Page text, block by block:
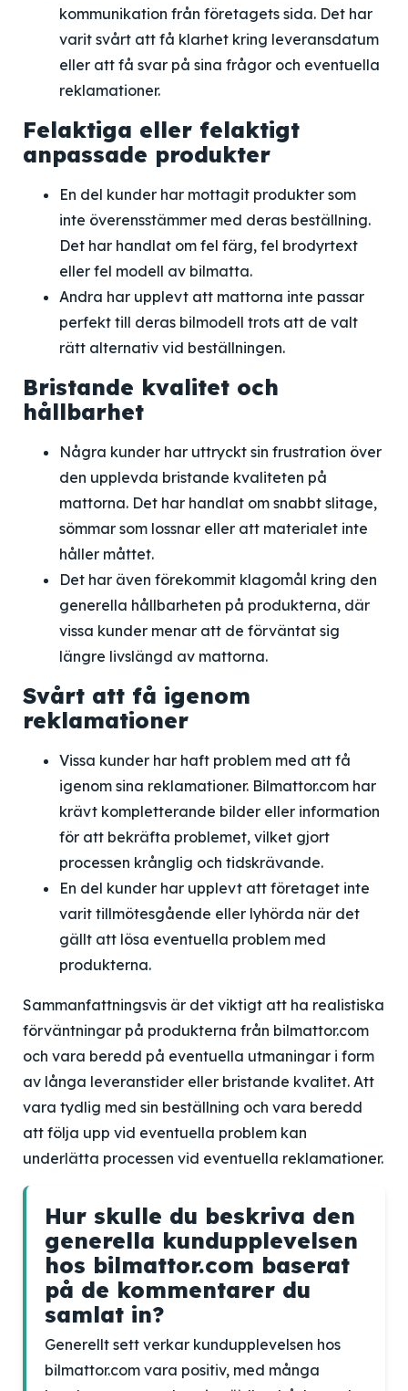
kommunikation från företagets sida. Det har
varit svårt att få klarhet kring leveransdatum
eller att få svar på sina frågor och eventuella
reklamationer.
Felaktiga eller felaktigt
anpassade produkter
En del kunder har mottagit produkter som
inte överensstämmer med deras beställning.
Det har handlat om fel färg, fel brodyrtext
eller fel modell av bilmatta.
Andra har upplevt att mattorna inte passar
perfekt till deras bilmodell trots att de valt
rätt alternativ vid beställningen.
Bristande kvalitet och
hållbarhet
Några kunder har uttryckt sin frustration över
den upplevda bristande kvaliteten på
mattorna. Det har handlat om snabbt slitage,
sömmar som lossnar eller att materialet inte
håller måttet.
Det har även förekommit klagomål kring den
generella hållbarheten på produkterna, där
vissa kunder menar att de förväntat sig
längre livslängd av mattorna.
Svårt att få igenom
reklamationer
Vissa kunder har haft problem med att få
igenom sina reklamationer. Bilmattor.com har
krävt kompletterande bilder eller information
för att bekräfta problemet, vilket gjort
processen krånglig och tidskrävande.
En del kunder har upplevt att företaget inte
varit tillmötesgående eller lyhörda när det
gällt att lösa eventuella problem med
produkterna.
Sammanfattningsvis är det viktigt att ha realistiska
förväntningar på produkterna från bilmattor.com
och vara beredd på eventuella utmaningar i form
av långa leveranstider eller bristande kvalitet. Att
vara tydlig med sin beställning och vara beredd
att följa upp vid eventuella problem kan
underlätta processen vid eventuella reklamationer.
Hur skulle du beskriva den
generella kundupplevelsen
hos bilmattor.com baserat
på de kommentarer du
samlat in?
Generellt sett verkar kundupplevelsen hos
bilmattor.com vara positiv, med många